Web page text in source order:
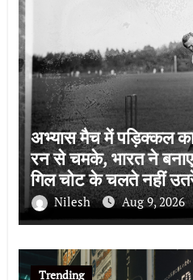
अभ्यास मैच में पड़िक्कल
रन से चमके, भारत ने
गिल चोट के चलते नहीं
Nilesh Aug 9, 2026
Trending